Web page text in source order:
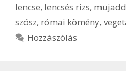
lencse, lencsés rizs,
szósz, római kömény,
Hozzászólás